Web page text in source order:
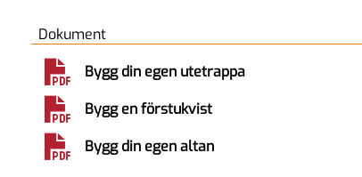
Dokument
Bygg din egen utetrappa
Bygg en förstukvist
Bygg din egen altan